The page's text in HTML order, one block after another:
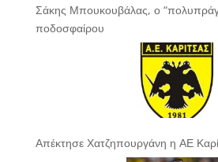
Σάκης Μπουκουβάλας, ο
ποδοσφαίρου
Απέκτησε Χατζηπουργάνη η ΑΕ